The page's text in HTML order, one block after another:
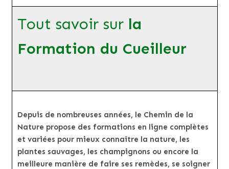
Tout savoir sur la
Formation du Cueilleur
Depuis de nombreuses années, le Chemin de la
Nature propose des formations en ligne complètes
et variées pour mieux connaître la nature, les
plantes sauvages, les champignons ou encore la
meilleure manière de faire ses remèdes, se soigner